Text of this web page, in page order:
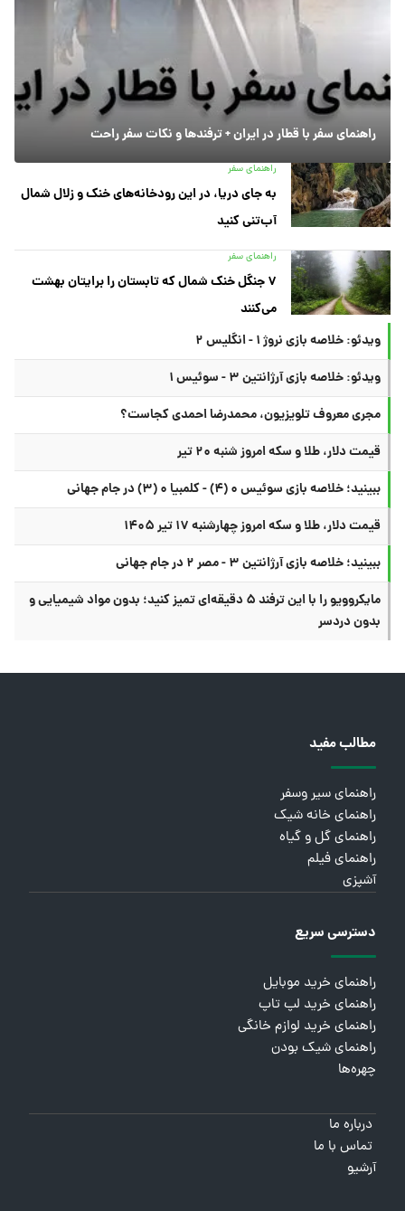
راهنمای سفر با قطار در ایران + ترفندها و نکات سفر راحت
راهنمای سفر
به جای دریا، در این رودخانه‌های خنک و زلال شمال
آب‌تنی کنید
راهنمای سفر
۷ جنگل خنک شمال که تابستان را برایتان بهشت
می‌کنند
ویدئو: خلاصه بازی نروژ ۱ - انگلیس ۲
ویدئو: خلاصه بازی آرژانتین ۳ - سوئیس ۱
مجری معروف تلویزیون، محمدرضا احمدی کجاست؟
قیمت دلار، طلا و سکه امروز شنبه ۲۰ تیر
ببینید؛ خلاصه بازی سوئیس ۰ (۴) - کلمبیا ۰ (۳) در جام جهانی
قیمت دلار، طلا و سکه امروز چهارشنبه ۱۷ تیر ۱۴۰۵
ببینید؛ خلاصه بازی آرژانتین ۳ - مصر ۲ در جام جهانی
مایکروویو را با این ترفند ۵ دقیقه‌ای تمیز کنید؛ بدون مواد شیمیایی و
بدون دردسر
مطالب مفید
راهنمای سیر وسفر
راهنمای خانه شیک
راهنمای گل و گیاه
راهنمای فیلم
آشپزی
دسترسی سریع
راهنمای خرید موبایل
راهنمای خرید لپ تاپ
راهنمای خرید لوازم خانگی
راهنمای شیک بودن
چهره‌ها
درباره ما
تماس با ما
آرشیو